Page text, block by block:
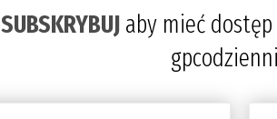
SUBSKRYBUJaby mieć